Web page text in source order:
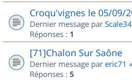
Croqu'vignes le 05/09/
Dernier message par Scale34
Réponses : 1
[71]Chalon Sur Saône
Dernier message par eric71 «
Réponses : 5